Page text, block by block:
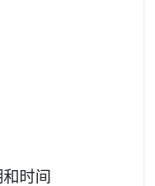
时间